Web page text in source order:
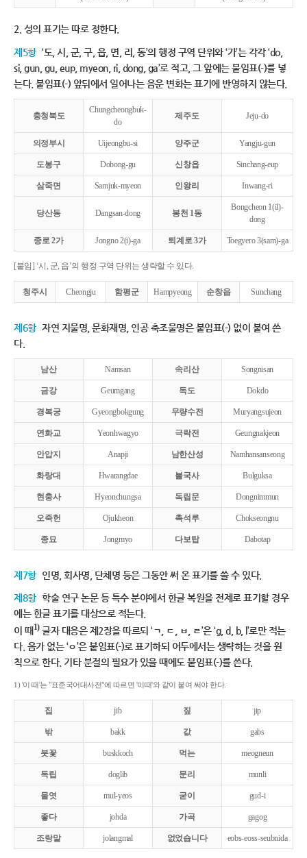
2. 성의 표기는 따로 정한다.
제5항 ‘도, 시, 군, 구, 읍, 면, 리, 동’의 행정 구역 단위와 ‘가’는 각각 ‘do,
si, gun, gu, eup, myeon, ri, dong, ga’로 적고, 그 앞에는 붙임표(-)를 넣
는다. 붙임표(-) 앞뒤에서 일어나는 음운 변화는 표기에 반영하지 않는다.
충청북도
Chungcheongbuk-
do
제주도 Jeju-do
의정부시 Uijeongbu-si 양주군 Yangju-gun
도봉구 Dobong-gu 신창읍 Sinchang-eup
삼죽면 Samjuk-myeon 인왕리 Inwang-ri
당산동 Dangsan-dong 봉천 1동
Bongcheon 1(il)-
dong
종로 2가 Jongno 2(i)-ga 퇴계로 3가 Toegyero 3(sam)-ga
[붙임] ‘시, 군, 읍’의 행정 구역 단위는 생략할 수 있다.
청주시 Cheongju 함평군 Hampyeong 순창읍 Sunchang
제6항 자연 지물명, 문화재명, 인공 축조물명은 붙임표(-) 없이 붙여 쓴
다.
남산 Namsan 속리산 Songnisan
금강 Geumgang 독도 Dokdo
경복궁 Gyeongbokgung 무량수전 Muryangsujeon
연화교 Yeonhwagyo 극락전 Geungnakjeon
안압지 Anapji 남한산성 Namhansanseong
화랑대 Hwarangdae 불국사 Bulguksa
현충사 Hyeonchungsa 독립문 Dongnimmun
오죽헌 Ojukheon 촉석루 Chokseongnu
종묘 Jongmyo 다보탑 Dabotap
제7항 인명, 회사명, 단체명 등은 그동안 써 온 표기를 쓸 수 있다.
제8항 학술 연구 논문 등 특수 분야에서 한글 복원을 전제로 표기할 경우
에는 한글 표기를 대상으로 적는다.
이 때1)글자 대응은 제2장을 따르되 ‘ㄱ, ㄷ, ㅂ, ㄹ’은 ‘g, d, b, l’로만 적는
다. 음가 없는 ‘ㅇ’은 붙임표(-)로 표기하되 어두에서는 생략하는 것을 원
칙으로 한다. 기타 분절의 필요가 있을 때에도 붙임표(-)를 쓴다.
1) '이 때'는 "표준국어대사전"에 따르면 '이때'와 같이 붙여 써야 한다.
집 jib 짚 jip
밖 bakk 값 gabs
붓꽃 buskkoch 먹는 meogneun
독립 doglib 문리 munli
물엿 mul-yeos 굳이 gud-i
좋다 johda 가곡 gagog
조랑말 jolangmal 없었습니다 eobs-eoss-seubnida